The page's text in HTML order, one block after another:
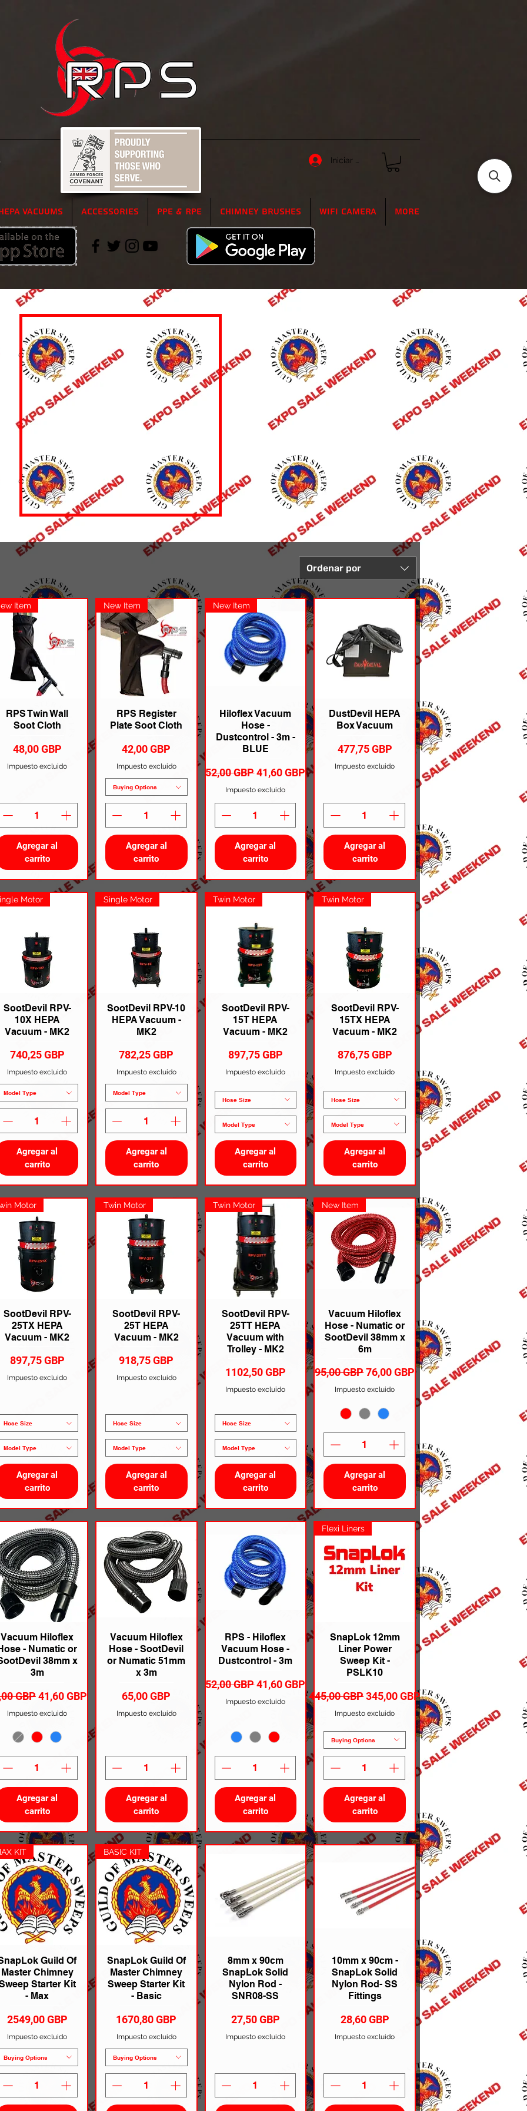
Iniciar sesión
Vacuums Accessories PPE & RPE Chimney Brushes WIFI Camera More
Ordenar por
Item
RPS Twin Wall
Soot Cloth
Precio
48,00 GBP
Impuesto excluido
Agregar al
carrito
New Item
RPS Register
Plate Soot Cloth
Precio
42,00 GBP
Impuesto excluido
Buying Options
Agregar al
carrito
New Item
Hiloflex Vacuum
Hose -
Dustcontrol - 3m -
BLUE
Precio
52,00 GBPPrecio de oferta
41,60 GBP
Impuesto excluido
Agregar al
carrito
DustDevil HEPA
Box Vacuum
Precio
477,75 GBP
Impuesto excluido
Agregar al
carrito
Motor
SootDevil RPV-
10X HEPA
Vacuum - MK2
Precio
740,25 GBP
Impuesto excluido
Model Type
Agregar al
carrito
Single Motor
SootDevil RPV-10
HEPA Vacuum -
MK2
Precio
782,25 GBP
Impuesto excluido
Model Type
Agregar al
carrito
Twin Motor
SootDevil RPV-
15T HEPA
Vacuum - MK2
Precio
897,75 GBP
Impuesto excluido
Hose Size
Model Type
Agregar al
carrito
Twin Motor
SootDevil RPV-
15TX HEPA
Vacuum - MK2
Precio
876,75 GBP
Impuesto excluido
Hose Size
Model Type
Agregar al
carrito
Motor
SootDevil RPV-
25TX HEPA
Vacuum - MK2
Precio
897,75 GBP
Impuesto excluido
Hose Size
Model Type
Agregar al
carrito
Twin Motor
SootDevil RPV-
25T HEPA
Vacuum - MK2
Precio
918,75 GBP
Impuesto excluido
Hose Size
Model Type
Agregar al
carrito
Twin Motor
SootDevil RPV-
25TT HEPA
Vacuum with
Trolley - MK2
Precio
1102,50 GBP
Impuesto excluido
Hose Size
Model Type
Agregar al
carrito
New Item
Vacuum Hiloflex
Hose - Numatic or
SootDevil 38mm x
6m
Precio
95,00 GBPPrecio de oferta
76,00 GBP
Impuesto excluido
Agregar al
carrito
Vacuum Hiloflex
- Numatic or
38mm x
3m
GBPPrecio de oferta
41,60 GBP
Impuesto excluido
Agregar al
carrito
Vacuum Hiloflex
Hose - SootDevil
or Numatic 51mm
x 3m
Precio
65,00 GBP
Impuesto excluido
Agregar al
carrito
RPS - Hiloflex
Vacuum Hose -
Dustcontrol - 3m
Precio
52,00 GBPPrecio de oferta
41,60 GBP
Impuesto excluido
Agregar al
carrito
Flexi Liners
SnapLok 12mm
Liner Power
Sweep Kit -
PSLK10
Precio
445,00 GBPPrecio de oferta
345,00 GBP
Impuesto excluido
Buying Options
Agregar al
carrito
KIT
Guild Of
Master Chimney
Starter Kit
- Max
Precio
2549,00 GBP
Impuesto excluido
Buying Options
BASIC KIT
SnapLok Guild Of
Master Chimney
Sweep Starter Kit
- Basic
Precio
1670,80 GBP
Impuesto excluido
Buying Options
8mm x 90cm
SnapLok Solid
Nylon Rod -
SNR08-SS
Precio
27,50 GBP
Impuesto excluido
10mm x 90cm -
SnapLok Solid
Nylon Rod- SS
Fittings
Precio
28,60 GBP
Impuesto excluido